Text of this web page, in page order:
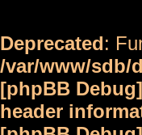
Deprecated:
/var/www/sdb/
[phpBB
header